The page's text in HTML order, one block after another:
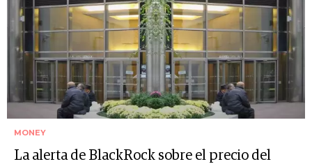
MONEY
La alerta de BlackRock sobre el precio del